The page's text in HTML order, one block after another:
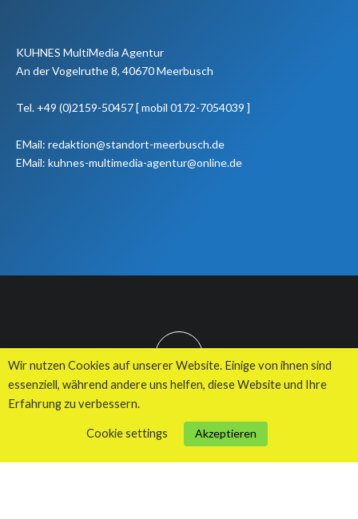
KUHNES MultiMedia Agentur
An der Vogelruthe 8, 40670 Meerbusch
Tel. +49 (0)2159-50457 [ mobil 0172-7054039 ]
EMail: redaktion@standort-meerbusch.de
EMail: kuhnes-multimedia-agentur@online.de
TOP
© 2026 Kuhnes MultiMedia Agentur
Wir nutzen Cookies auf unserer Website. Einige von ihnen sind
essenziell, während andere uns helfen, diese Website und Ihre
Erfahrung zu verbessern.
Cookie settings Akzeptieren